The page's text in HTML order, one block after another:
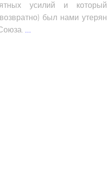
усилий и который
был нами утерян
…